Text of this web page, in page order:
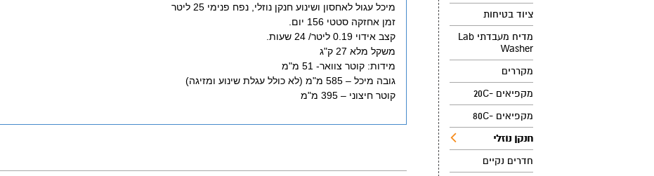
ציוד בטיחות
מדיח מעבדתי Lab
Washer
מקררים
מקפיאים -20C
מקפיאים -80C
חנקן נוזלי
חדרים נקיים
מיכל עגול לאחסון ושינוע חנקן נוזלי, נפח פנימי 25 ליטר
זמן אחזקה סטטי 156 יום.
קצב אידוי 0.19 ליטר/ 24 שעות.
משקל מלא 27 ק"ג
מידות: קוטר צוואר- 51 מ"מ
גובה מיכל – 585 מ"מ (לא כולל עגלת שינוע ומזיגה)
קוטר חיצוני – 395 מ"מ